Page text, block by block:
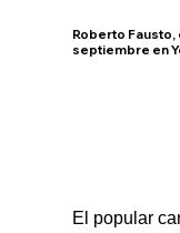
Roberto
septiembre en
El popular